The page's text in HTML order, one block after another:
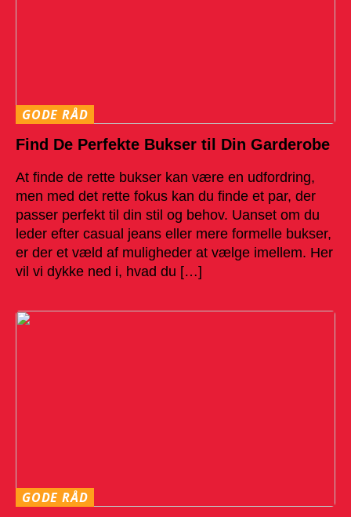
GODE RÅD
Find De Perfekte Bukser til Din Garderobe
At finde de rette bukser kan være en udfordring,
men med det rette fokus kan du finde et par, der
passer perfekt til din stil og behov. Uanset om du
leder efter casual jeans eller mere formelle bukser,
er der et væld af muligheder at vælge imellem. Her
vil vi dykke ned i, hvad du […]
GODE RÅD